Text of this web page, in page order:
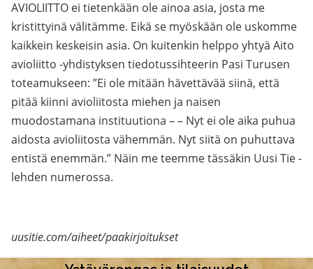
AVIOLIITTO ei tietenkään ole ainoa asia, josta me
kristittyinä välitämme. Eikä se myöskään ole uskomme
kaikkein keskeisin asia. On kuitenkin helppo yhtyä Aito
avioliitto -yhdistyksen tiedotussihteerin Pasi Turusen
toteamukseen: ”Ei ole mitään hävettävää siinä, että
pitää kiinni avioliitosta miehen ja naisen
muodostamana instituutiona – – Nyt ei ole aika puhua
aidosta avioliitosta vähemmän. Nyt siitä on puhuttava
entistä enemmän.” Näin me teemme tässäkin Uusi Tie -
lehden numerossa.
uusitie.com/aiheet/paakirjoitukset